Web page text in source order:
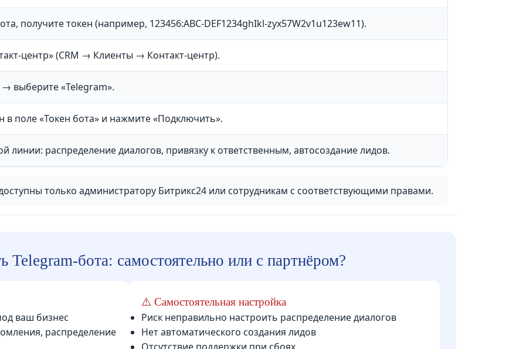
получите токен (например, 123456:ABC-DEF1234ghIkl-zyx57W2v1u123ew11).
центр» (CRM → Клиенты → Контакт-центр).
выберите «Telegram».
в поле «Токен бота» и нажмите «Подключить».
линии: распределение диалогов, привязку к ответственным, автосоздание лидов.
только администратору Битрикс24 или сотрудникам с соответствующими правами.
Telegram-бота: самостоятельно или с партнёром?
ваш бизнес
распределение
⚠️ Самостоятельная настройка
Риск неправильно настроить распределение диалогов
Нет автоматического создания лидов